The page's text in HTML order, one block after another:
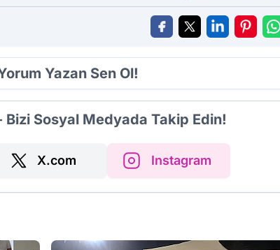
Yazan Sen Ol!
Bizi Sosyal Medyada Takip Edin!
X.com Instagram